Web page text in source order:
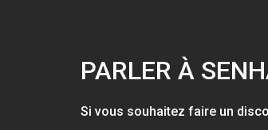
PARLER À
Si vous souhaitez faire un